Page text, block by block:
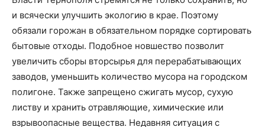
и всячески улучшить экологию в крае. Поэтому
обязали горожан в обязательном порядке сортировать
бытовые отходы. Подобное новшество позволит
увеличить сборы вторсырья для перерабатывающих
заводов, уменьшить количество мусора на городском
полигоне. Также запрещено сжигать мусор, сухую
листву и хранить отравляющие, химические или
взрывоопасные вещества. Недавняя ситуация с